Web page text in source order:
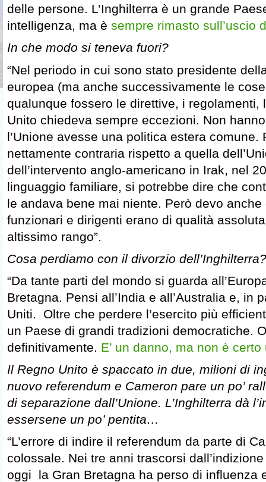
delle persone. L’Inghilterra è un grande
intelligenza, ma è sempre rimasto sull’uscio
In che modo si teneva fuori?
“Nel periodo in cui sono stato presidente
europea (ma anche successivamente le
qualunque fossero le direttive, i regolamenti,
Unito chiedeva sempre eccezioni. Non
l’Unione avesse una politica estera comune.
nettamente contraria rispetto a quella
dell’intervento anglo-americano in Irak, nel
linguaggio familiare, si potrebbe dire che
le andava bene mai niente. Però devo
funzionari e dirigenti erano di qualità
altissimo rango”.
Cosa perdiamo con il divorzio dell’Inghilterra?
“Da tante parti del mondo si guarda
Bretagna. Pensi all’India e all’Australia e, in
Uniti. Oltre che perdere l’esercito più
un Paese di grandi tradizioni democratiche.
definitivamente. E’ un danno, ma non è
Il Regno Unito è spaccato in due, milioni di
nuovo referendum e Cameron pare un po’
di separazione dall’Unione. L’Inghilterra dà
essersene un po’ pentita…
“L’errore di indire il referendum da parte di
colossale. Nei tre anni trascorsi
oggi la Gran Bretagna ha perso di influenza